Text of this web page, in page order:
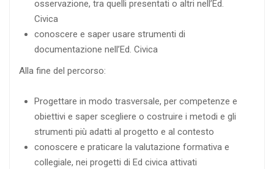
osservazione, tra quelli presentati o altri nell’Ed.
Civica
conoscere e saper usare strumenti di
documentazione nell’Ed. Civica
Alla fine del percorso:
Progettare in modo trasversale, per competenze e
obiettivi e saper scegliere o costruire i metodi e gli
strumenti più adatti al progetto e al contesto
conoscere e praticare la valutazione formativa e
collegiale, nei progetti di Ed civica attivati